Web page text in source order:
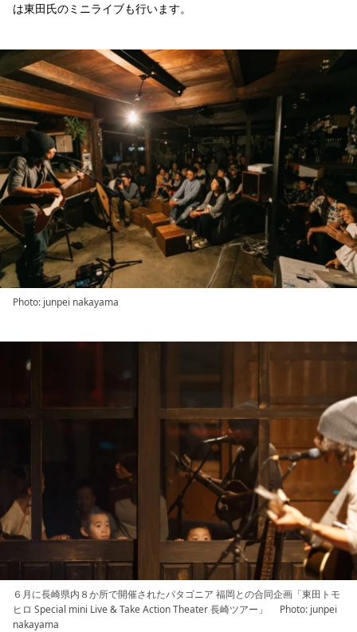
は東田氏のミニライブも行います。
Photo: junpei nakayama
６月に長崎県内８か所で開催されたパタゴニア 福岡との合同企画「東田トモ
ヒロ Special mini Live & Take Action Theater 長崎ツアー」 Photo: junpei
nakayama